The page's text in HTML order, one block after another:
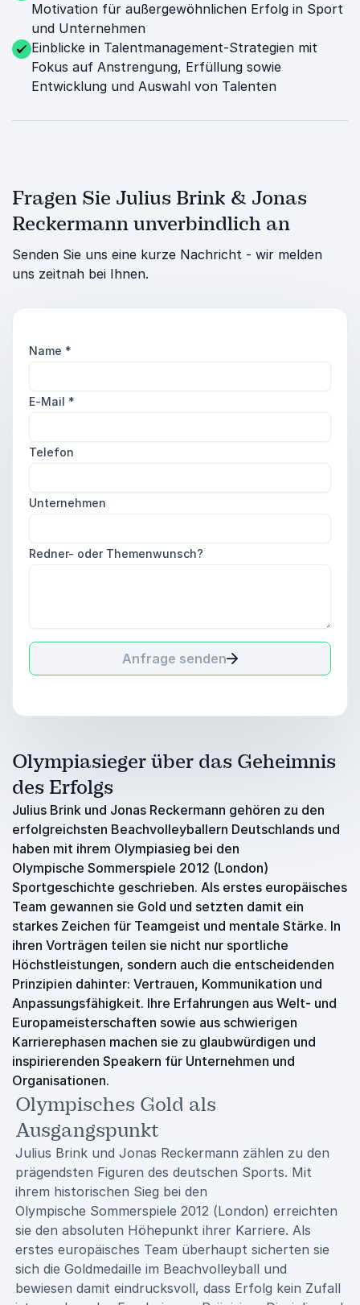
Motivation für außergewöhnlichen Erfolg in Sport
und Unternehmen
Einblicke in Talentmanagement-Strategien mit
Fokus auf Anstrengung, Erfüllung sowie
Entwicklung und Auswahl von Talenten
Fragen Sie Julius Brink & Jonas
Reckermann unverbindlich an
Senden Sie uns eine kurze Nachricht - wir melden
uns zeitnah bei Ihnen.
Name *
E-Mail *
Telefon
Unternehmen
Redner- oder Themenwunsch?
Anfrage senden
Olympiasieger über das Geheimnis
des Erfolgs
Julius Brink und Jonas Reckermann gehören zu den
erfolgreichsten Beachvolleyballern Deutschlands und
haben mit ihrem Olympiasieg bei den
Olympische Sommerspiele 2012 (London)
Sportgeschichte geschrieben. Als erstes europäisches
Team gewannen sie Gold und setzten damit ein
starkes Zeichen für Teamgeist und mentale Stärke. In
ihren Vorträgen teilen sie nicht nur sportliche
Höchstleistungen, sondern auch die entscheidenden
Prinzipien dahinter: Vertrauen, Kommunikation und
Anpassungsfähigkeit. Ihre Erfahrungen aus Welt- und
Europameisterschaften sowie aus schwierigen
Karrierephasen machen sie zu glaubwürdigen und
inspirierenden Speakern für Unternehmen und
Organisationen.
Olympisches Gold als
Ausgangspunkt
Julius Brink und Jonas Reckermann zählen zu den
prägendsten Figuren des deutschen Sports. Mit
ihrem historischen Sieg bei den
Olympische Sommerspiele 2012 (London) erreichten
sie den absoluten Höhepunkt ihrer Karriere. Als
erstes europäisches Team überhaupt sicherten sie
sich die Goldmedaille im Beachvolleyball und
bewiesen damit eindrucksvoll, dass Erfolg kein Zufall